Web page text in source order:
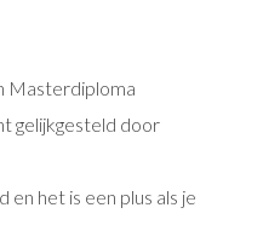
Masterdiploma
gelijkgesteld door
en het is een plus als je